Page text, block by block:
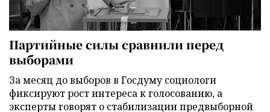
Партийные силы сравнили перед
выборами
За месяц до выборов в Госдуму социологи
фиксируют рост интереса к голосованию, а
эксперты говорят о стабилизации предвыборной